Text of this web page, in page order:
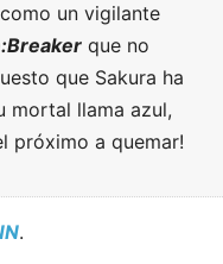
un vigilante
que no
que Sakura ha
mortal llama azul,
próximo a quemar!
.